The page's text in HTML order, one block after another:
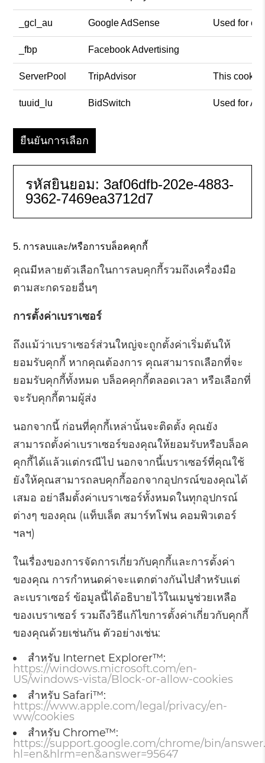
_gcl_au Google AdSense Used for
_fbp Facebook Advertising
ServerPool TripAdvisor This cookie
tuuid_lu BidSwitch Used for
ยืนยันการเลือก
รหัสยินยอม: 3af06dfb-202e-4883-
9362-7469ea3712d7
การลบและ/หรือการบล็อคคุกกี้
คุณมีหลายตัวเลือกในการลบคุกกี้รวมถึงเครื่องมือ
ตามสะกดรอยอื่นๆ
การตั้งค่าเบราเซอร์
ถึงแม้ว่าเบราเซอร์ส่วนใหญ่จะถูกตั้งค่าเริ่มต้นให้
ยอมรับคุกกี้ หากคุณต้องการ คุณสามารถเลือกที่จะ
ยอมรับคุกกี้ทั้งหมด บล็อคคุกกี้ตลอดเวลา หรือเลือกที่
จะรับคุกกี้ตามผู้ส่ง
นอกจากนี้ ก่อนที่คุกกี้เหล่านั้นจะติดตั้ง คุณยัง
สามารถตั้งค่าเบราเซอร์ของคุณให้ยอมรับหรือบล็อค
คุกกี้ได้แล้วแต่กรณีไป นอกจากนี้เบราเซอร์ที่คุณใช้
ยังให้คุณสามารถลบคุกกี้ออกจากอุปกรณ์ของคุณได้
เสมอ อย่าลืมตั้งค่าเบราเซอร์ทั้งหมดในทุกอุปกรณ์
ต่างๆ ของคุณ (แท็บเล็ต สมาร์ทโฟน คอมพิวเตอร์
ฯลฯ)
ในเรื่องของการจัดการเกี่ยวกับคุกกี้และการตั้งค่า
ของคุณ การกำหนดค่าจะแตกต่างกันไปสำหรับแต่
ละเบราเซอร์ ข้อมูลนี้ได้อธิบายไว้ในเมนูช่วยเหลือ
ของเบราเซอร์ รวมถึงวิธีแก้ไขการตั้งค่าเกี่ยวกับคุกกี้
ของคุณด้วยเช่นกัน ตัวอย่างเช่น:
สำหรับ Internet Explorer™:
https://windows.microsoft.com/en-
US/windows-vista/Block-or-allow-cookies
สำหรับ Safari™:
https://www.apple.com/legal/privacy/en-
ww/cookies
สำหรับ Chrome™:
https://support.google.com/chrome/bin/
hl=en&hlrm=en&answer=95647